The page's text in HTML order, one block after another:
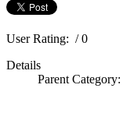
User Rating: / 0
Details
Parent Category: